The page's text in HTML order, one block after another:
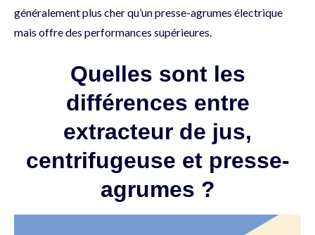
généralement plus cher qu’un presse-agrumes électrique
mais offre des performances supérieures.
Quelles sont les
différences entre
extracteur de jus,
centrifugeuse et presse-
agrumes ?